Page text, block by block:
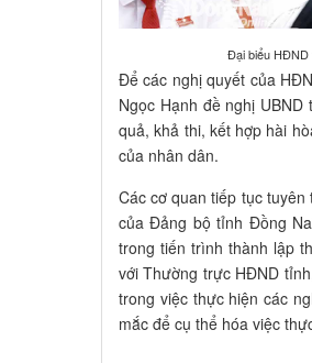
Đại biểu HĐND
Để các nghị quyết của
Ngọc Hạnh đề nghị
quả, khả thi, kết hợp hài
của nhân dân.
Các cơ quan tiếp tục
của Đảng bộ tỉnh Đồng
trong tiến trình thành lập
với Thường trực HĐND
trong việc thực hiện các
mắc để cụ thể hóa việc